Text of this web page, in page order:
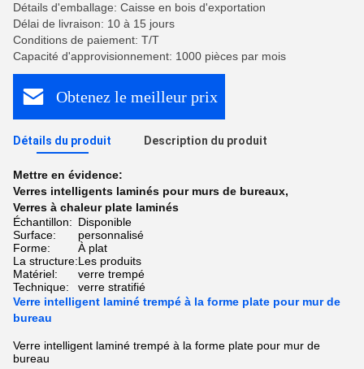
Détails d'emballage: Caisse en bois d'exportation
Délai de livraison: 10 à 15 jours
Conditions de paiement: T/T
Capacité d'approvisionnement: 1000 pièces par mois
Obtenez le meilleur prix
Détails du produit Description du produit
Mettre en évidence:
Verres intelligents laminés pour murs de bureaux,
Verres à chaleur plate laminés
Échantillon: Disponible
Surface:
personnalisé
Forme:
À plat
La structure:Les produits
Matériel:
verre trempé
Technique:
verre stratifié
Verre intelligent laminé trempé à la forme plate pour mur de
bureau
Verre intelligent laminé trempé à la forme plate pour mur de
bureau